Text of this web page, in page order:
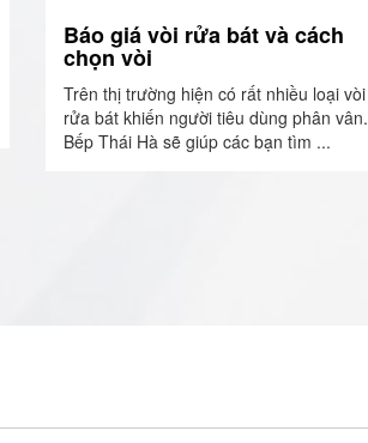
Báo giá vòi rửa bát và cách
chọn vòi
Trên thị trường hiện có rất nhiều loại vòi
rửa bát khiến người tiêu dùng phân vân.
Bếp Thái Hà sẽ giúp các bạn tìm ...